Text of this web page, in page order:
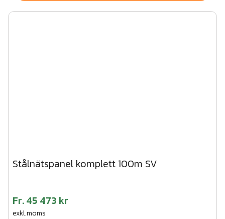
Stålnätspanel komplett 100m SV
Fr.45 473 kr
exkl.moms